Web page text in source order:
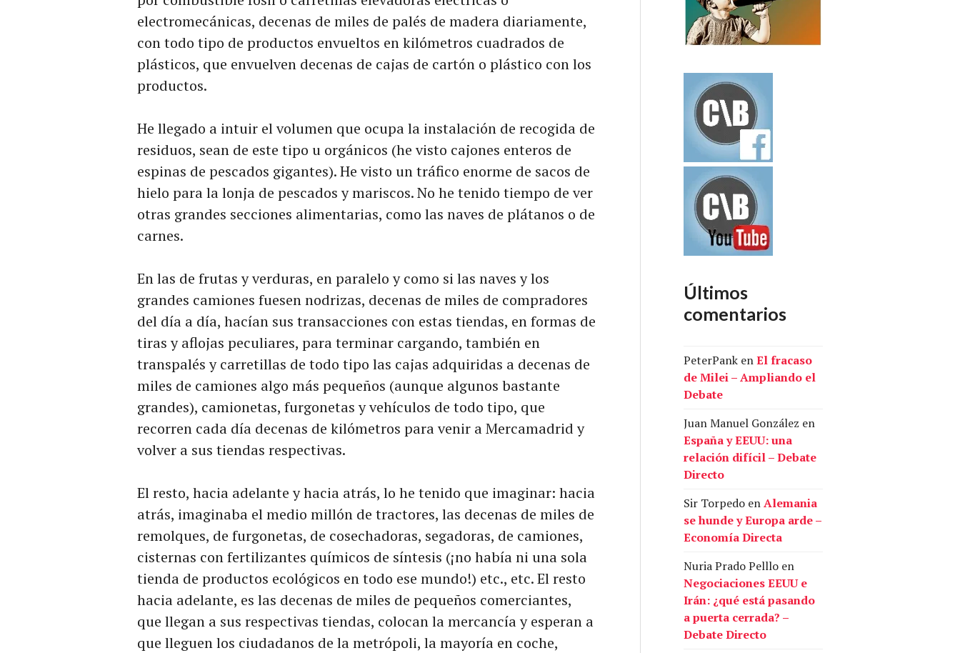
electromecánicas, decenas de miles de palés de madera diariamente,
con todo tipo de productos envueltos en kilómetros cuadrados de
plásticos, que envuelven decenas de cajas de cartón o plástico con los
productos.
He llegado a intuir el volumen que ocupa la instalación de recogida de
residuos, sean de este tipo u orgánicos (he visto cajones enteros de
espinas de pescados gigantes). He visto un tráfico enorme de sacos de
hielo para la lonja de pescados y mariscos. No he tenido tiempo de ver
otras grandes secciones alimentarias, como las naves de plátanos o de
carnes.
En las de frutas y verduras, en paralelo y como si las naves y los
grandes camiones fuesen nodrizas, decenas de miles de compradores
del día a día, hacían sus transacciones con estas tiendas, en formas de
tiras y aflojas peculiares, para terminar cargando, también en
transpalés y carretillas de todo tipo las cajas adquiridas a decenas de
miles de camiones algo más pequeños (aunque algunos bastante
grandes), camionetas, furgonetas y vehículos de todo tipo, que
recorren cada día decenas de kilómetros para venir a Mercamadrid y
volver a sus tiendas respectivas.
El resto, hacia adelante y hacia atrás, lo he tenido que imaginar: hacia
atrás, imaginaba el medio millón de tractores, las decenas de miles de
remolques, de furgonetas, de cosechadoras, segadoras, de camiones,
cisternas con fertilizantes químicos de síntesis (¡no había ni una sola
tienda de productos ecológicos en todo ese mundo!) etc., etc. El resto
hacia adelante, es las decenas de miles de pequeños comerciantes,
que llegan a sus respectivas tiendas, colocan la mercancía y esperan a
que lleguen los ciudadanos de la metrópoli, la mayoría en coche,
Últimos
comentarios
PeterPank enEl fracaso
de Milei – Ampliando el
Debate
Juan Manuel González en
España y EEUU: una
relación difícil – Debate
Directo
Sir Torpedo enAlemania
se hunde y Europa arde –
Economía Directa
Nuria Prado Pelllo en
Negociaciones EEUU e
Irán: ¿qué está pasando
a puerta cerrada? –
Debate Directo